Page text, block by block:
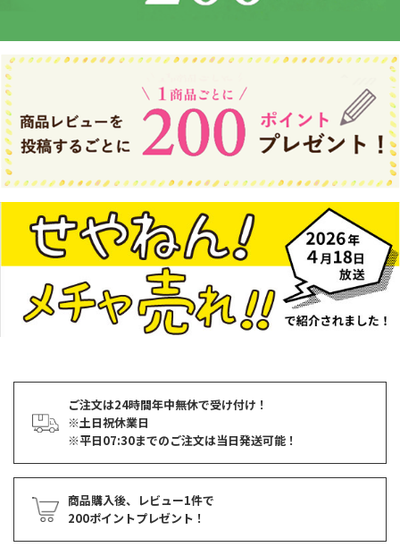
ご注文は24時間年中無休で受け付け！
※土日祝休業日
※平日07:30までのご注文は当日発送可能！
商品購入後、レビュー1件で
200ポイントプレゼント！